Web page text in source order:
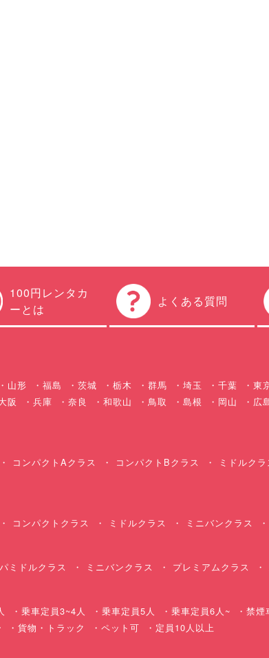
100円レンタカ
ーとは
よくある質問
山形 福島 茨城 栃木 群馬 埼玉 千葉 東
阪 兵庫 奈良 和歌山 鳥取 島根 岡山 広
コンパクトAクラス コンパクトBクラス ミドルクラ
コンパクトクラス ミドルクラス ミニバンクラス
ミドルクラス ミニバンクラス プレミアムクラス
乗車定員3~4人 乗車定員5人 乗車定員6人~ 禁煙
貨物・トラック ペット可 定員10人以上